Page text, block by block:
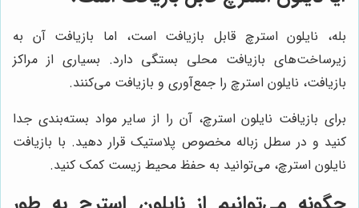
بله، نایلون استرچ قابل بازیافت است، اما بازیافت آن به
زیرساخت‌های بازیافت محلی بستگی دارد. بسیاری از مراکز
بازیافت، نایلون استرچ را جمع‌آوری و بازیافت می‌کنند.
برای بازیافت نایلون استرچ، آن را از سایر مواد بسته‌بندی جدا
کنید و در سطل زباله مخصوص پلاستیک قرار دهید. با بازیافت
نایلون استرچ، می‌توانید به حفظ محیط زیست کمک کنید.